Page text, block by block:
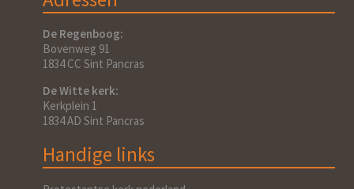
De Regenboog:
Bovenweg 91
1834 CC Sint Pancras
De Witte kerk:
Kerkplein 1
1834 AD Sint Pancras
Handige links